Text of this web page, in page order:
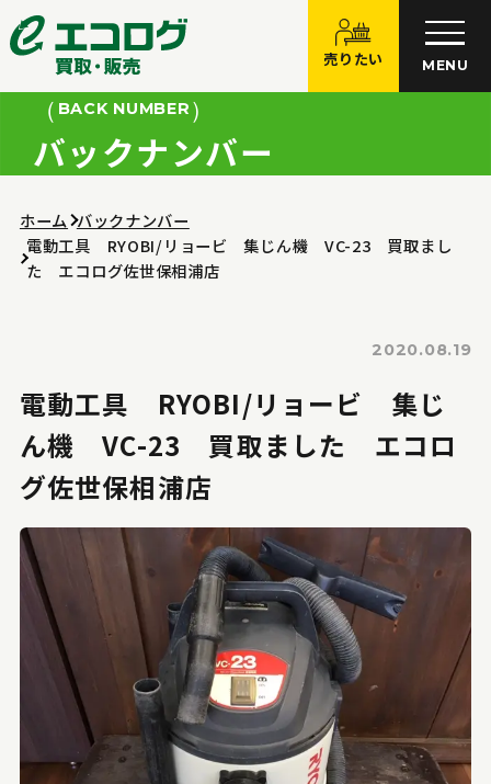
売りたい MENU
BACK NUMBER
バックナンバー
ホーム バックナンバー
電動工具 RYOBI/リョービ 集じん機 VC-23 買取まし
た エコログ佐世保相浦店
2020.08.19
電動工具 RYOBI/リョービ 集じ
ん機 VC-23 買取ました エコロ
グ佐世保相浦店